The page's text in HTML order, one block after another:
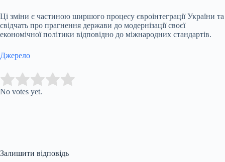
Ці зміни є частиною ширшого процесу євроінтеграції України та
свідчать про прагнення держави до модернізації своєї
економічної політики відповідно до міжнародних стандартів.
Джерело
Rate this item:
No votes yet.
Залишити відповідь